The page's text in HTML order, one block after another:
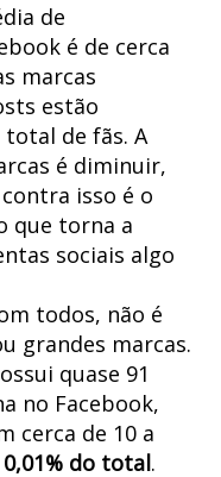
de
é de cerca
marcas
estão
de fãs. A
é diminuir,
isso é o
que torna a
sociais algo
todos, não é
grandes marcas.
quase 91
no Facebook,
cerca de 10 a
0,01% do total.